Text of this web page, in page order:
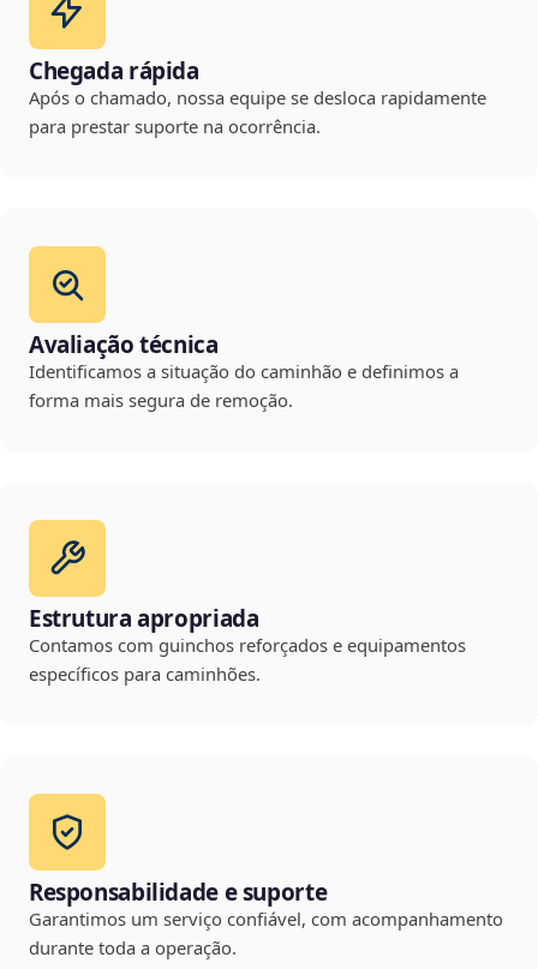
Chegada rápida
Após o chamado, nossa equipe se desloca rapidamente
para prestar suporte na ocorrência.
Avaliação técnica
Identificamos a situação do caminhão e definimos a
forma mais segura de remoção.
Estrutura apropriada
Contamos com guinchos reforçados e equipamentos
específicos para caminhões.
Responsabilidade e suporte
Garantimos um serviço confiável, com acompanhamento
durante toda a operação.